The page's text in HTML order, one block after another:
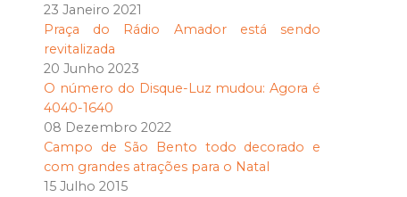
23 Janeiro 2021
Praça do Rádio Amador está sendo
revitalizada
20 Junho 2023
O número do Disque-Luz mudou: Agora é
4040-1640
08 Dezembro 2022
Campo de São Bento todo decorado e
com grandes atrações para o Natal
15 Julho 2015